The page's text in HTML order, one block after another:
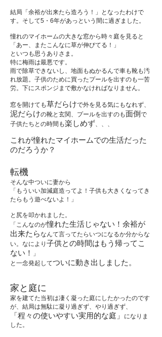
結局「余裕が出来たら造ろう！」となったわけで
す。そして5・6年があっという間に過ぎました。
憧れのマイホームの大きな窓から時々庭を見ると
「あー、またこんなに草が伸びてる！」
といつも思うありさま。
特に梅雨は最悪です。
雨で除草できないし、地面もぬかるんで車も靴も汚
れ放題。子供のために買ったプールを出すのも一苦
労。下にスポンジまで敷かなければなりません。
窓を開けても草だらけで外を見る気にもなれず、
泥だらけの靴と玄関、プールを出すのも面倒で
子供たちとの時間も楽しめず、、、
これが憧れたマイホームでの生活だった
のだろうか？
転機
​そんな中ついに妻から
「もういい加減庭造ってよ！子供も大きくなってき
たらもう遊べないよ！」
と尻を叩かれました。
「こんなのが憧れた生活じゃない！余裕が
出来たらなんて言ってたらいつになるか分からな
い。なにより 子供との時間はもう帰ってこ
ない！
」
と一念発起してついに動き出しました。
家と庭に
家を建てた当初は凄く凝った庭にしたかったのです
が、 結局は無駄に凝り過ぎず、 やり過ぎず、
「程々の使いやすい実用的な庭」
になりま
した。